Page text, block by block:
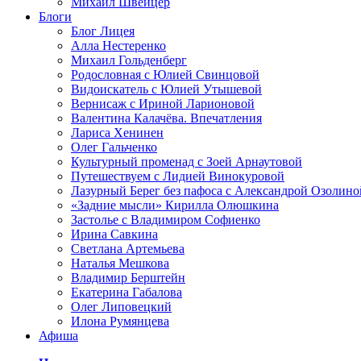
Блоги
Блог Лицея
Алла Нестеренко
Михаил Гольденберг
Родословная с Юлией Свинцовой
Видоискатель с Юлией Утышевой
Вернисаж с Ириной Ларионовой
Валентина Калачёва. Впечатления
Лариса Хенинен
Олег Гальченко
Культурный променад с Зоей Арнаутовой
Путешествуем с Лидией Винокуровой
Лазурный Берег без пафоса с Александрой
«Задние мысли» Кирилла Олюшкина
Застолье с Владимиром Софиенко
Ирина Савкина
Светлана Артемьева
Наталья Мешкова
Владимир Берштейн
Екатерина Габалова
Олег Липовецкий
Илона Румянцева
Афиша